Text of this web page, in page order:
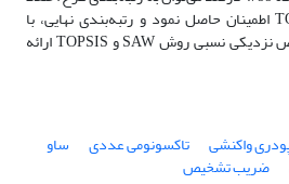
بتن با روش SAW و TOPSIS اطمینان حاصل نمود و رتبه‌بندی نهایی، با
نرمال‌سازی تفاضل‌های شاخص نزدیکی نسبی روش SAW و TOPSIS ارائه
واکنشی تاکسونومی عددی ساو
ضریب تشخیص